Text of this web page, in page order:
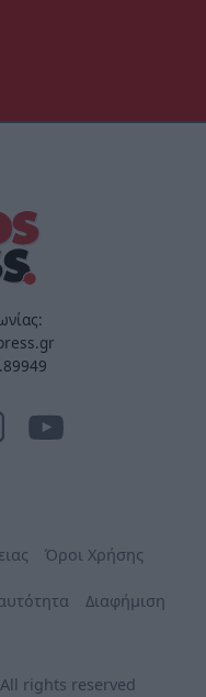
Όροι Χρήσης
Διαφήμιση
rights reserved